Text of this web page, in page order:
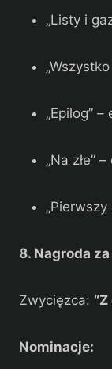
„Listy i
„Epilog”
„Na złe”
8. Nagroda
Zwycięzca:
Nominacje: